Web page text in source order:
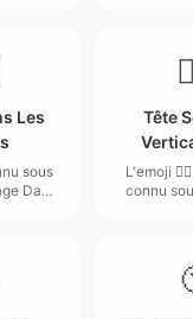
Les
sous
Dans
Tête
L'emoji
connu
souriant
air de